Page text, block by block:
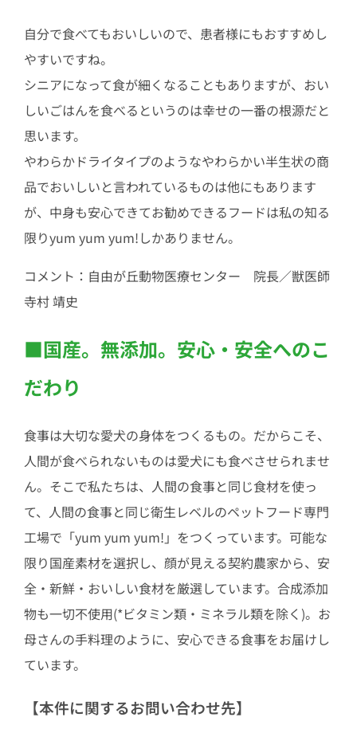
自分で食べてもおいしいので、患者様にもおすすめし
やすいですね。
シニアになって食が細くなることもありますが、おい
しいごはんを食べるというのは幸せの一番の根源だと
思います。
やわらかドライタイプのようなやわらかい半生状の商
品でおいしいと言われているものは他にもあります
が、中身も安心できてお勧めできるフードは私の知る
限りyum yum yum!しかありません。
コメント：自由が丘動物医療センター 院長／獣医師
寺村 靖史
■国産。無添加。安心・安全へのこ
だわり
食事は大切な愛犬の身体をつくるもの。だからこそ、
人間が食べられないものは愛犬にも食べさせられませ
ん。そこで私たちは、人間の食事と同じ食材を使っ
て、人間の食事と同じ衛生レベルのペットフード専門
工場で「yum yum yum!」をつくっています。可能な
限り国産素材を選択し、顔が見える契約農家から、安
全・新鮮・おいしい食材を厳選しています。合成添加
物も一切不使用(*ビタミン類・ミネラル類を除く)。お
母さんの手料理のように、安心できる食事をお届けし
ています。
【本件に関するお問い合わせ先】